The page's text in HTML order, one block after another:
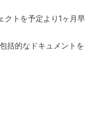
クトを予定より1ヶ月早
括的なドキュメントを